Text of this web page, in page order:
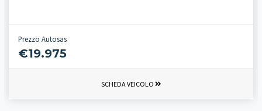
Prezzo Autosas
€19.975
SCHEDA VEICOLO